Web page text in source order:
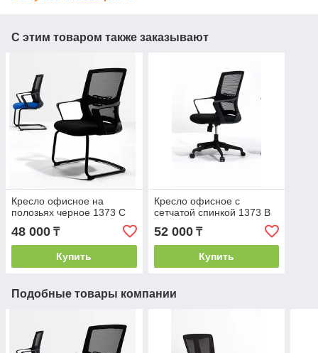
С этим товаром также заказывают
Кресло офисное на
полозьях черное 1373 C
48 000 ₸
Купить
Кресло офисное с
сетчатой спинкой 1373 В
52 000₸
Купить
Подобные товары компании